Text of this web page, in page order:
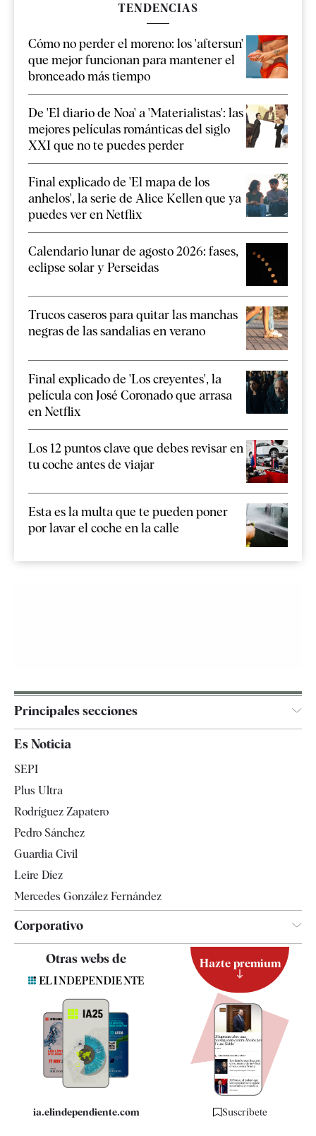
TENDENCIAS
Cómo no perder el moreno: los 'aftersun'
que mejor funcionan para mantener el
bronceado más tiempo
De 'El diario de Noa' a 'Materialistas': las
mejores películas románticas del siglo
XXI que no te puedes perder
Final explicado de 'El mapa de los
anhelos', la serie de Alice Kellen que ya
puedes ver en Netflix
Calendario lunar de agosto 2026: fases,
eclipse solar y Perseidas
Trucos caseros para quitar las manchas
negras de las sandalias en verano
Final explicado de 'Los creyentes', la
película con José Coronado que arrasa
en Netflix
Los 12 puntos clave que debes revisar en
tu coche antes de viajar
Esta es la multa que te pueden poner
por lavar el coche en la calle
Principales secciones
Televisión
Es Noticia
SEPI
Plus Ultra
Rodríguez Zapatero
Pedro Sánchez
Guardia Civil
Leire Díez
Mercedes González Fernández
Corporativo
Quiénes somos
Especificaciones
Otras webs de
ia.elindependiente.com
Hazte premium
Suscríbete